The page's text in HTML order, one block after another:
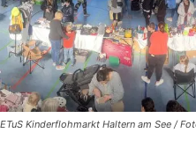
ETuS Kinderflohmarkt Haltern am See /